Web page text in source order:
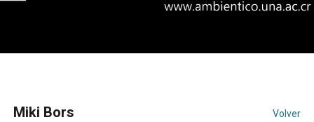
Miki Bors Volver